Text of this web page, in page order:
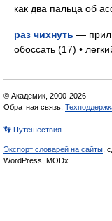
как два пальца об
раз чихнуть —
обоссать (17) •
© Академик, 2000-2026
Обратная связь:
👣 Путешествия
Экспорт словарей на сайты ,
WordPress, MODx.